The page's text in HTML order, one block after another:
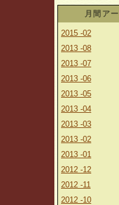
月間ア
2015 -02
2013 -08
2013 -07
2013 -06
2013 -05
2013 -04
2013 -03
2013 -02
2013 -01
2012 -12
2012 -11
2012 -10